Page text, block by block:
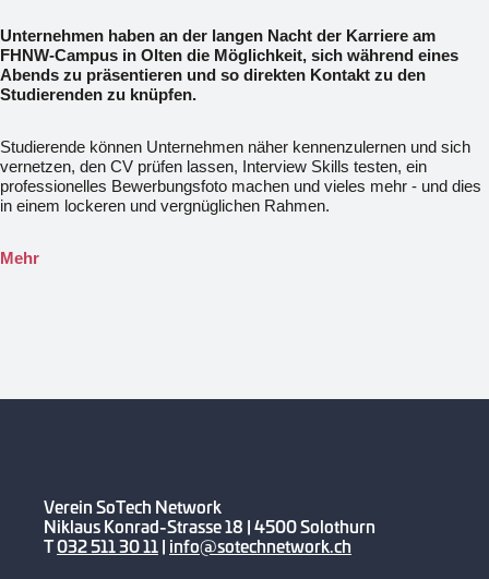
Unternehmen haben an der langen Nacht der Karriere am
FHNW-Campus in Olten die Möglichkeit, sich während eines
Abends zu präsentieren und so direkten Kontakt zu den
Studierenden zu knüpfen.
Studierende können Unternehmen näher kennenzulernen und sich
vernetzen, den CV prüfen lassen, Interview Skills testen, ein
professionelles Bewerbungsfoto machen und vieles mehr - und dies
in einem lockeren und vergnüglichen Rahmen.
Mehr
Verein SoTech Network
Niklaus Konrad-Strasse 18 | 4500 Solothurn
T032 511 30 11| info@sotechnetwork.ch